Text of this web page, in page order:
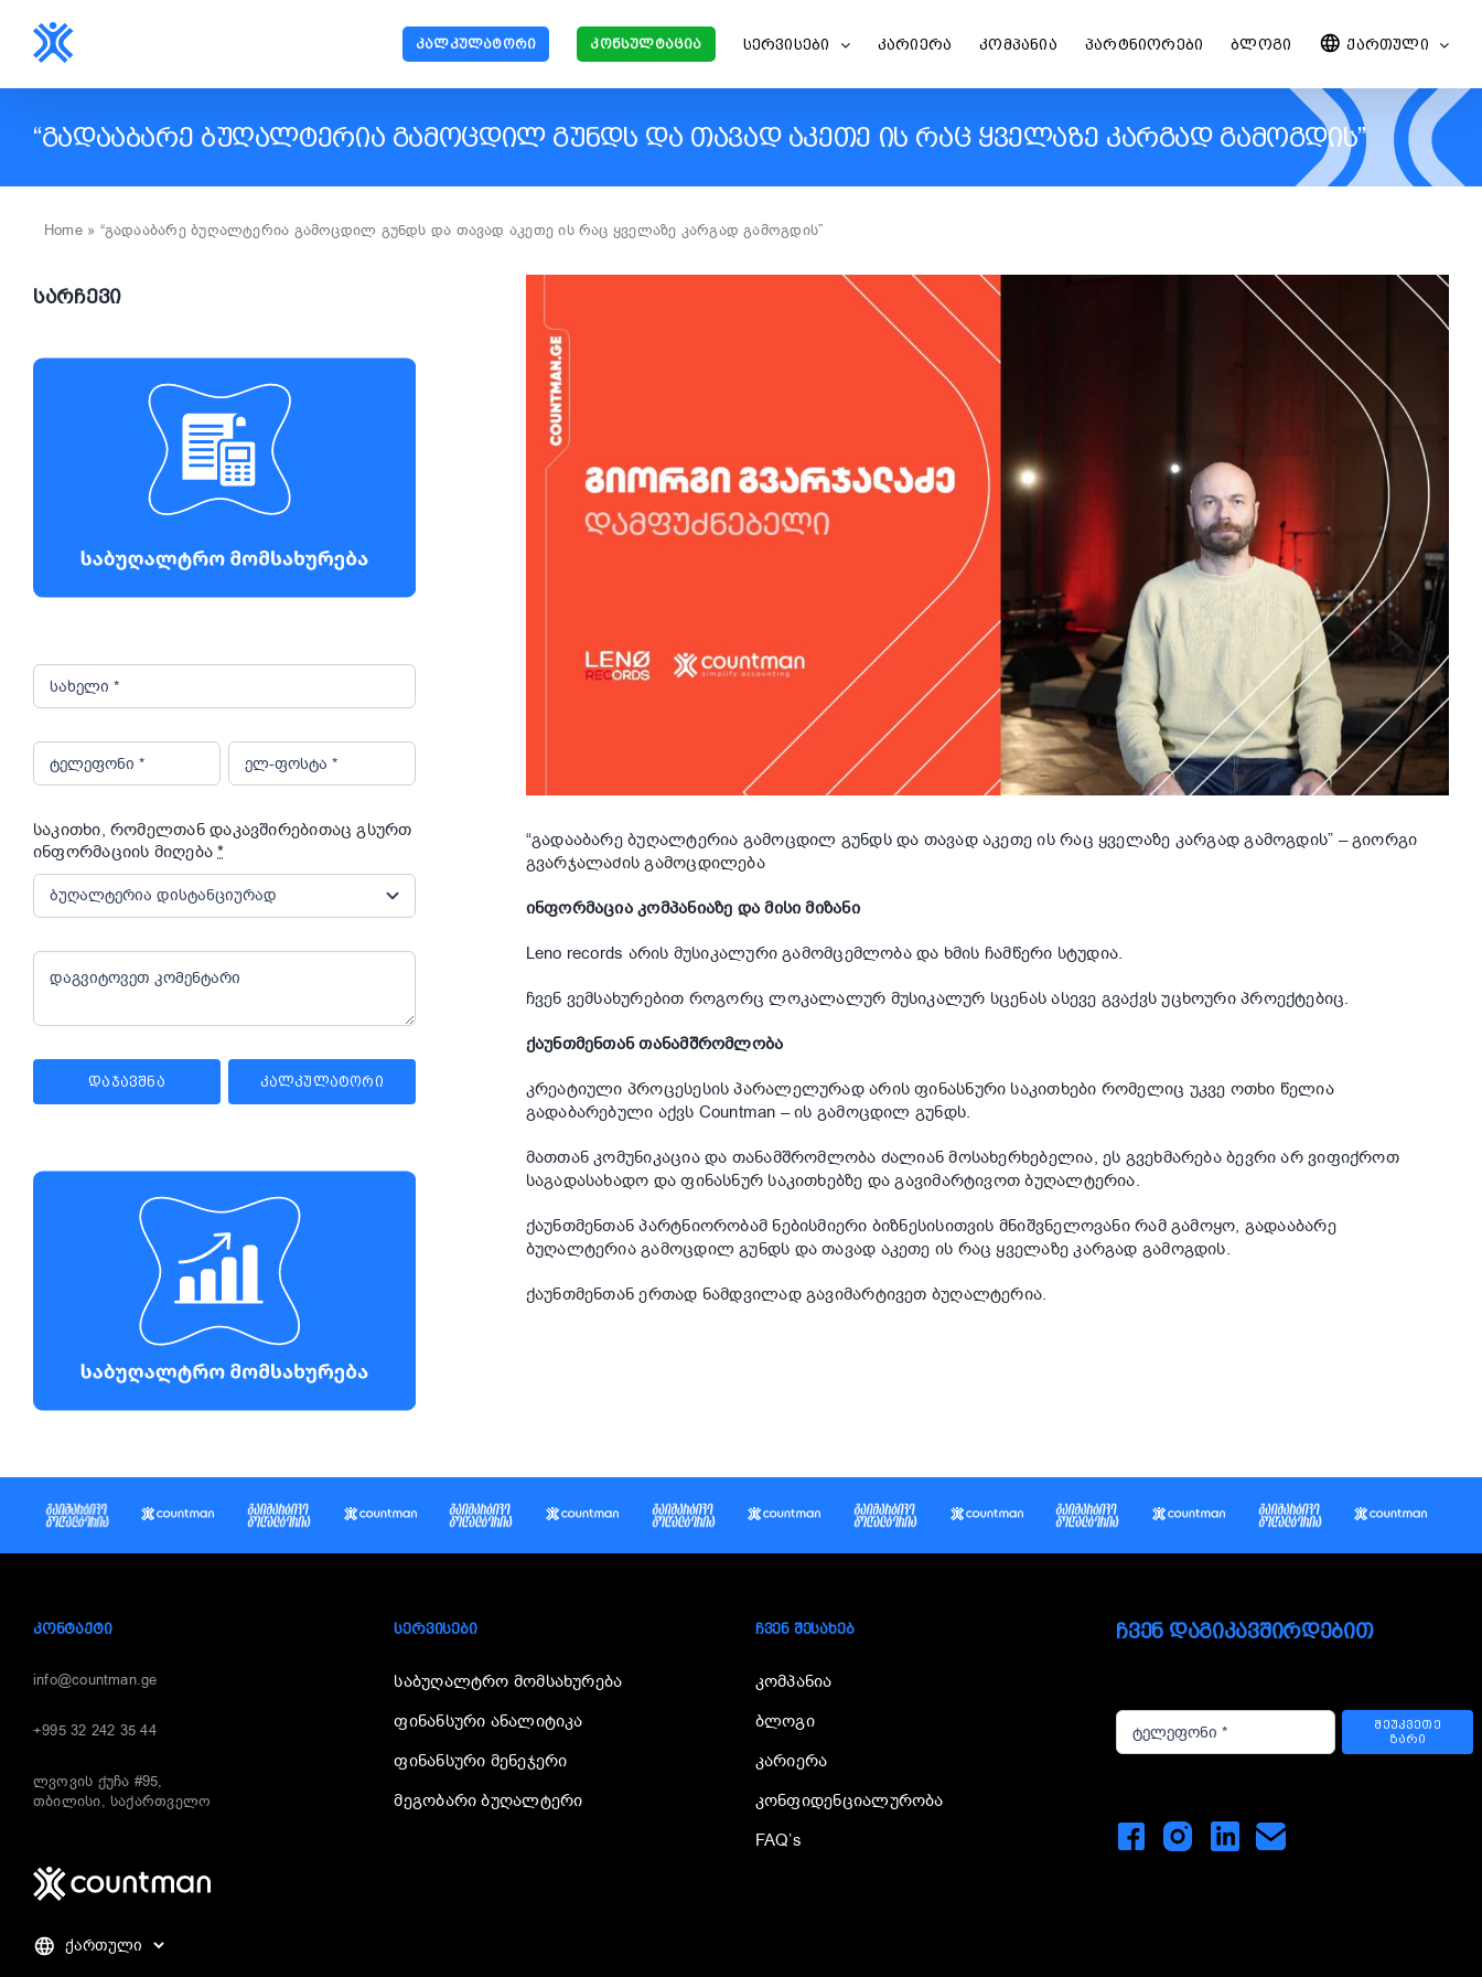
content
ᲙᲐᲚᲙᲣᲚᲐᲢᲝᲠᲘ ᲙᲝᲜᲡᲣᲚᲢᲐᲪᲘᲐ ᲡᲔᲠᲕᲘᲡᲔᲑᲘ ᲙᲐᲠᲘᲔᲠᲐ ᲙᲝᲛᲞᲐᲜᲘᲐ ᲞᲐᲠᲢᲜᲘᲝᲠᲔᲑᲘ ᲑᲚᲝᲒᲘ ᲥᲐᲠᲗᲣᲚᲘ
“ᲒᲐᲓᲐᲐᲑᲐᲠᲔ ᲑᲣᲦᲐᲚᲢᲔᲠᲘᲐ ᲒᲐᲛᲝᲪᲓᲘᲚ ᲒᲣᲜᲓᲡ ᲓᲐ ᲗᲐᲕᲐᲓ ᲐᲙᲔᲗᲔ ᲘᲡ ᲠᲐᲪ ᲧᲕᲔᲚᲐᲖᲔ ᲙᲐᲠᲒᲐᲓ ᲒᲐᲛᲝᲒᲓᲘᲡ”
Home» “გადააბარე ბუღალტერია გამოცდილ გუნდს და თავად აკეთე ის რაც ყველაზე კარგად გამოგდის”
Image
“გადააბარე ბუღალტერია გამოცდილ გუნდს და თავად აკეთე ის რაც ყველაზე კარგად გამოგდის” – გიორგი
გვარჯალაძის გამოცდილება
ინფორმაცია კომპანიაზე და მისი მიზანი
Leno records არის მუსიკალური გამომცემლობა და ხმის ჩამწერი სტუდია.
ჩვენ ვემსახურებით როგორც ლოკალალურ მუსიკალურ სცენას ასევე გვაქვს უცხოური პროექტებიც.
ქაუნთმენთან თანამშრომლობა
კრეატიული პროცესესის პარალელურად არის ფინასნური საკითხები რომელიც უკვე ოთხი წელია
გადაბარებული აქვს Countman – ის გამოცდილ გუნდს.
მათთან კომუნიკაცია და თანამშრომლობა ძალიან მოსახერხებელია, ეს გვეხმარება ბევრი არ ვიფიქროთ
საგადასახადო და ფინასნურ საკითხებზე და გავიმარტივოთ ბუღალტერია.
ქაუნთმენთან პარტნიორობამ ნებისმიერი ბიზნესისითვის მნიშვნელოვანი რამ გამოყო, გადააბარე
ბუღალტერია გამოცდილ გუნდს და თავად აკეთე ის რაც ყველაზე კარგად გამოგდის.
ქაუნთმენთან ერთად ნამდვილად გავიმარტივეთ ბუღალტერია.
ᲡᲐᲠᲩᲔᲕᲘ
საკითხი, რომელთან დაკავშირებითაც გსურთ
ინფორმაციის მიღება*
ᲓᲐᲯᲐᲕᲨᲜᲐ ᲙᲐᲚᲙᲣᲚᲐᲢᲝᲠᲘ
ᲙᲝᲜᲢᲐᲥᲢᲘ
info@countman.ge
+995 32 242 35 44
ლვოვის ქუჩა #95,
თბილისი, საქართველო
Choose
a
ᲡᲔᲠᲕᲘᲡᲔᲑᲘ
საბუღალტრო მომსახურება
ფინანსური ანალიტიკა
ფინანსური მენეჯერი
მეგობარი ბუღალტერი
ᲩᲕᲔᲜ ᲨᲔᲡᲐᲮᲔᲑ
კომპანია
ბლოგი
კარიერა
კონფიდენციალურობა
FAQ’s
ᲩᲕᲔᲜ ᲓᲐᲒᲘᲙᲐᲕᲨᲘᲠᲓᲔᲑᲘᲗ
ᲨᲔᲣᲙᲕᲔᲗᲔ
ᲖᲐᲠᲘ